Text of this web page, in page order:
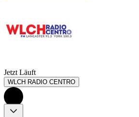
Jetzt Läuft
WLCH RADIO CENTRO